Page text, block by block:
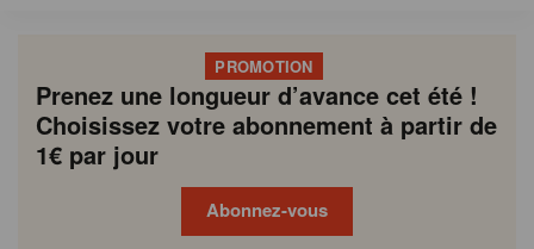
PROMOTION
Prenez une longueur d’avance cet été !
Choisissez votre abonnement à partir de
1€ par jour
Abonnez-vous